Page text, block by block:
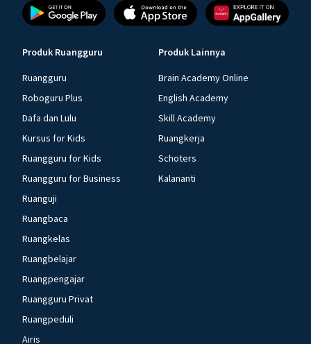
Produk Ruangguru
Ruangguru
Roboguru Plus
Dafa dan Lulu
Kursus for Kids
Ruangguru for Kids
Ruangguru for Business
Ruanguji
Ruangbaca
Ruangkelas
Ruangbelajar
Ruangpengajar
Ruangguru Privat
Ruangpeduli
Airis
Produk Lainnya
Brain Academy Online
English Academy
Skill Academy
Ruangkerja
Schoters
Kalananti